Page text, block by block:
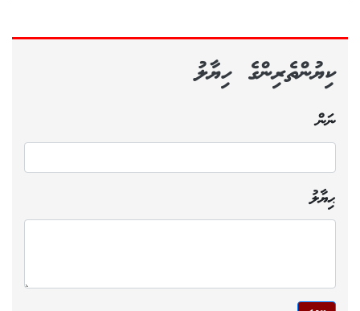
ކިޔުންތެރިންގެ ހިޔާލު
ނަން
ޙިޔާލު